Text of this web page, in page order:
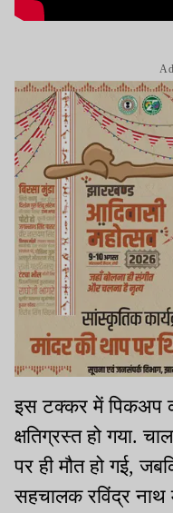
इस टक्कर में पिकअप
क्षतिग्रस्त हो गया.
पर ही मौत हो गई,
सहचालक रविंद्र नाथ